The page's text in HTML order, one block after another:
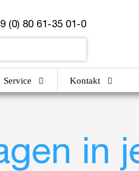
(0) 80 61-35 01-0
Service Kontakt
in